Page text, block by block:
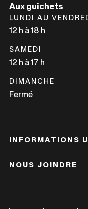
Aux guichets
LUNDI AU
12 h à 18 h
SAMEDI
12 h à 17 h
DIMANCHE
Fermé
INFORMATIONS
NOUS JOINDRE